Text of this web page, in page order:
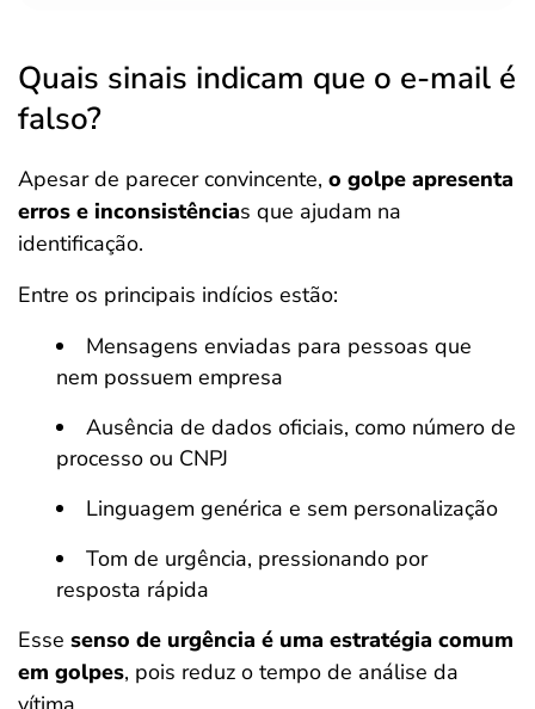
Quais sinais indicam que o e-mail é
falso?
Apesar de parecer convincente, o golpe apresenta
erros e inconsistências que ajudam na
identificação.
Entre os principais indícios estão:
Mensagens enviadas para pessoas que
nem possuem empresa
Ausência de dados oficiais, como número de
processo ou CNPJ
Linguagem genérica e sem personalização
Tom de urgência, pressionando por
resposta rápida
Esse senso de urgência é uma estratégia comum
em golpes, pois reduz o tempo de análise da